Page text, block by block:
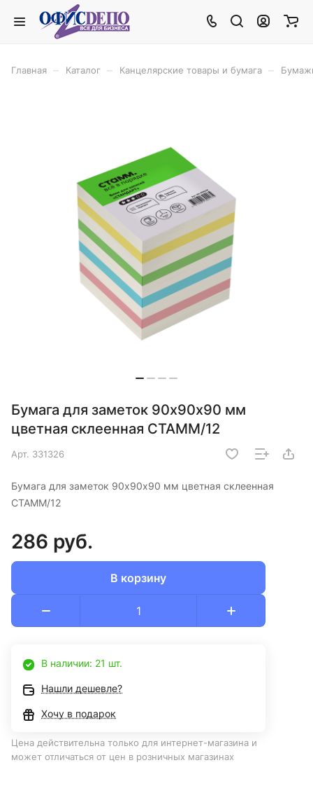
Главная Каталог Канцелярские товары и бумага
Бумага для заметок 90х90х90 мм
цветная склеенная СТАММ/12
Арт. 331326
Бумага для заметок 90х90х90 мм цветная склеенная
СТАММ/12
286 руб.
В корзину
В наличии: 21 шт.
Нашли дешевле?
Хочу в подарок
Цена действительна только для интернет-магазина и
может отличаться от цен в розничных магазинах